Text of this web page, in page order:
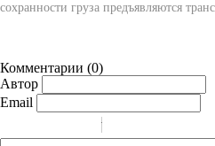
сохранности груза предъявляются
Комментарии (0)
Автор
Email
-
-